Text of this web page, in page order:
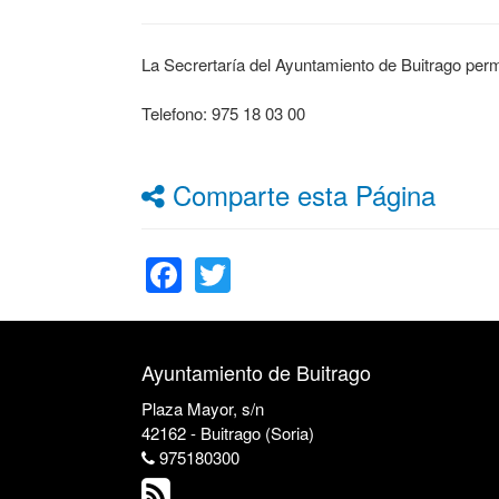
La Secrertaría del Ayuntamiento de Buitrago
Telefono: 975 18 03 00
Comparte esta Página
Facebook
Ayuntamiento de Buitrago
Plaza Mayor, s/n
42162 - Buitrago (Soria)
975180300